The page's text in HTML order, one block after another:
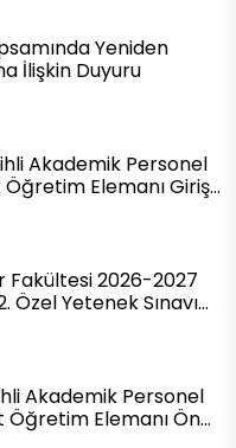
Yeniden
İlişkin Duyuru
Akademik Personel
Öğretim Elemanı Giriş…
Fakültesi 2026-2027
Özel Yetenek Sınavı…
Akademik Personel
Öğretim Elemanı Ön…